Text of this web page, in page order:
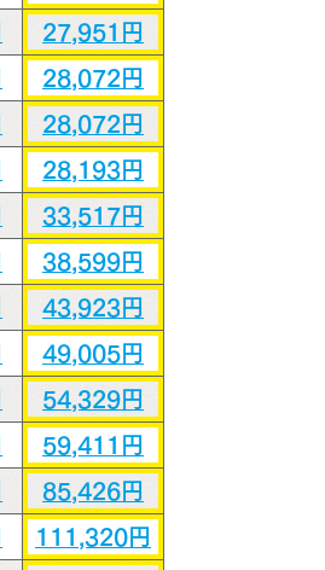
27,951円
28,072円
28,072円
28,193円
33,517円
38,599円
43,923円
49,005円
54,329円
59,411円
85,426円
111,320円